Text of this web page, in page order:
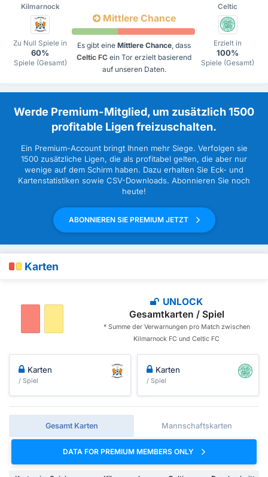
Kilmarnock Celtic
Zu Null Spiele in
60%
Spiele (Gesamt)
Mittlere Chance
Es gibt eine Mittlere Chance , dass
Celtic FC ein Tor erzielt basierend
auf unseren Daten.
Erzielt in
100%
Spiele (Gesamt)
Werde Premium-Mitglied, um zusätzlich 1500
profitable Ligen freizuschalten.
Ein Premium-Account bringt Ihnen mehr Siege. Verfolgen sie
1500 zusätzliche Ligen, die als profitabel gelten, die aber nur
wenige auf dem Schirm haben. Dazu erhalten Sie Eck- und
Kartenstatistiken sowie CSV-Downloads. Abonnieren Sie noch
heute!
ABONNIEREN SIE PREMIUM JETZT
Karten
UNLOCK
Gesamtkarten / Spiel
* Summe der Verwarnungen pro Match zwischen
Kilmarnock FC und Celtic FC
Karten
/ Spiel
Karten
/ Spiel
Gesamt Karten Mannschaftskarten
DATA FOR PREMIUM MEMBERS ONLY